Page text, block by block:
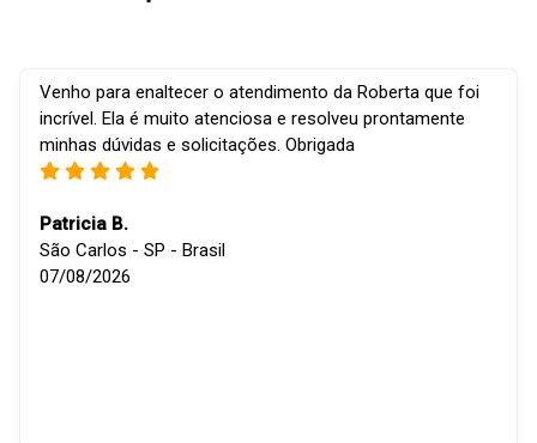
Venho para enaltecer o atendimento da Roberta que foi
incrível. Ela é muito atenciosa e resolveu prontamente
minhas dúvidas e solicitações. Obrigada
Patricia B.
São Carlos - SP - Brasil
07/08/2026